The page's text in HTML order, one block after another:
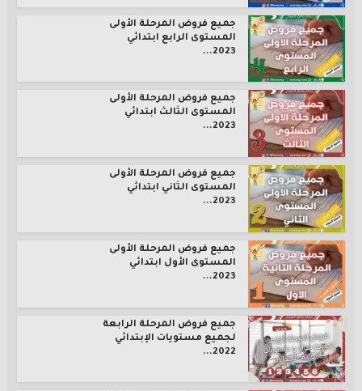
جميع فروض المرحلة الأولى
المستوى الرابع ابتدائي
2023...
جميع فروض المرحلة الأولى
المستوى الثالث ابتدائي
2023...
جميع فروض المرحلة الأولى
المستوى الثاني ابتدائي
2023...
جميع فروض المرحلة الأولى
المستوى الأول ابتدائي
2023...
جميع فروض المرحلة الرابعة
لجميع مستويات الإبتدائي
2022...